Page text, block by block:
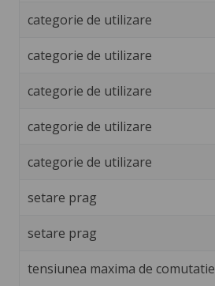
categorie de utilizare
categorie de utilizare
categorie de utilizare
categorie de utilizare
categorie de utilizare
setare prag
setare prag
tensiunea maxima de comutatie